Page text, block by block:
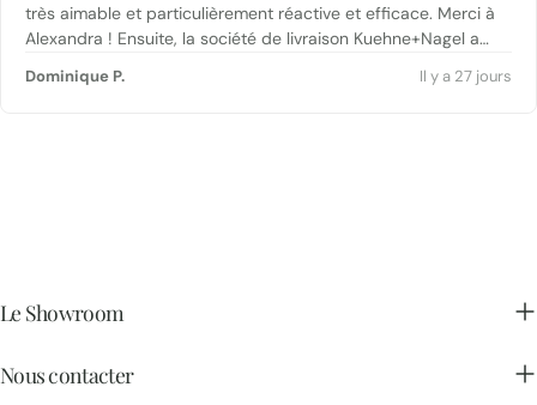
très aimable et particulièrement réactive et efficace. Merci à
Alexandra ! Ensuite, la société de livraison Kuehne+Nagel a
conforme à la description et à un prix compétitif
Dominique P. Il y a 27 jours
Le Showroom
Nous contacter